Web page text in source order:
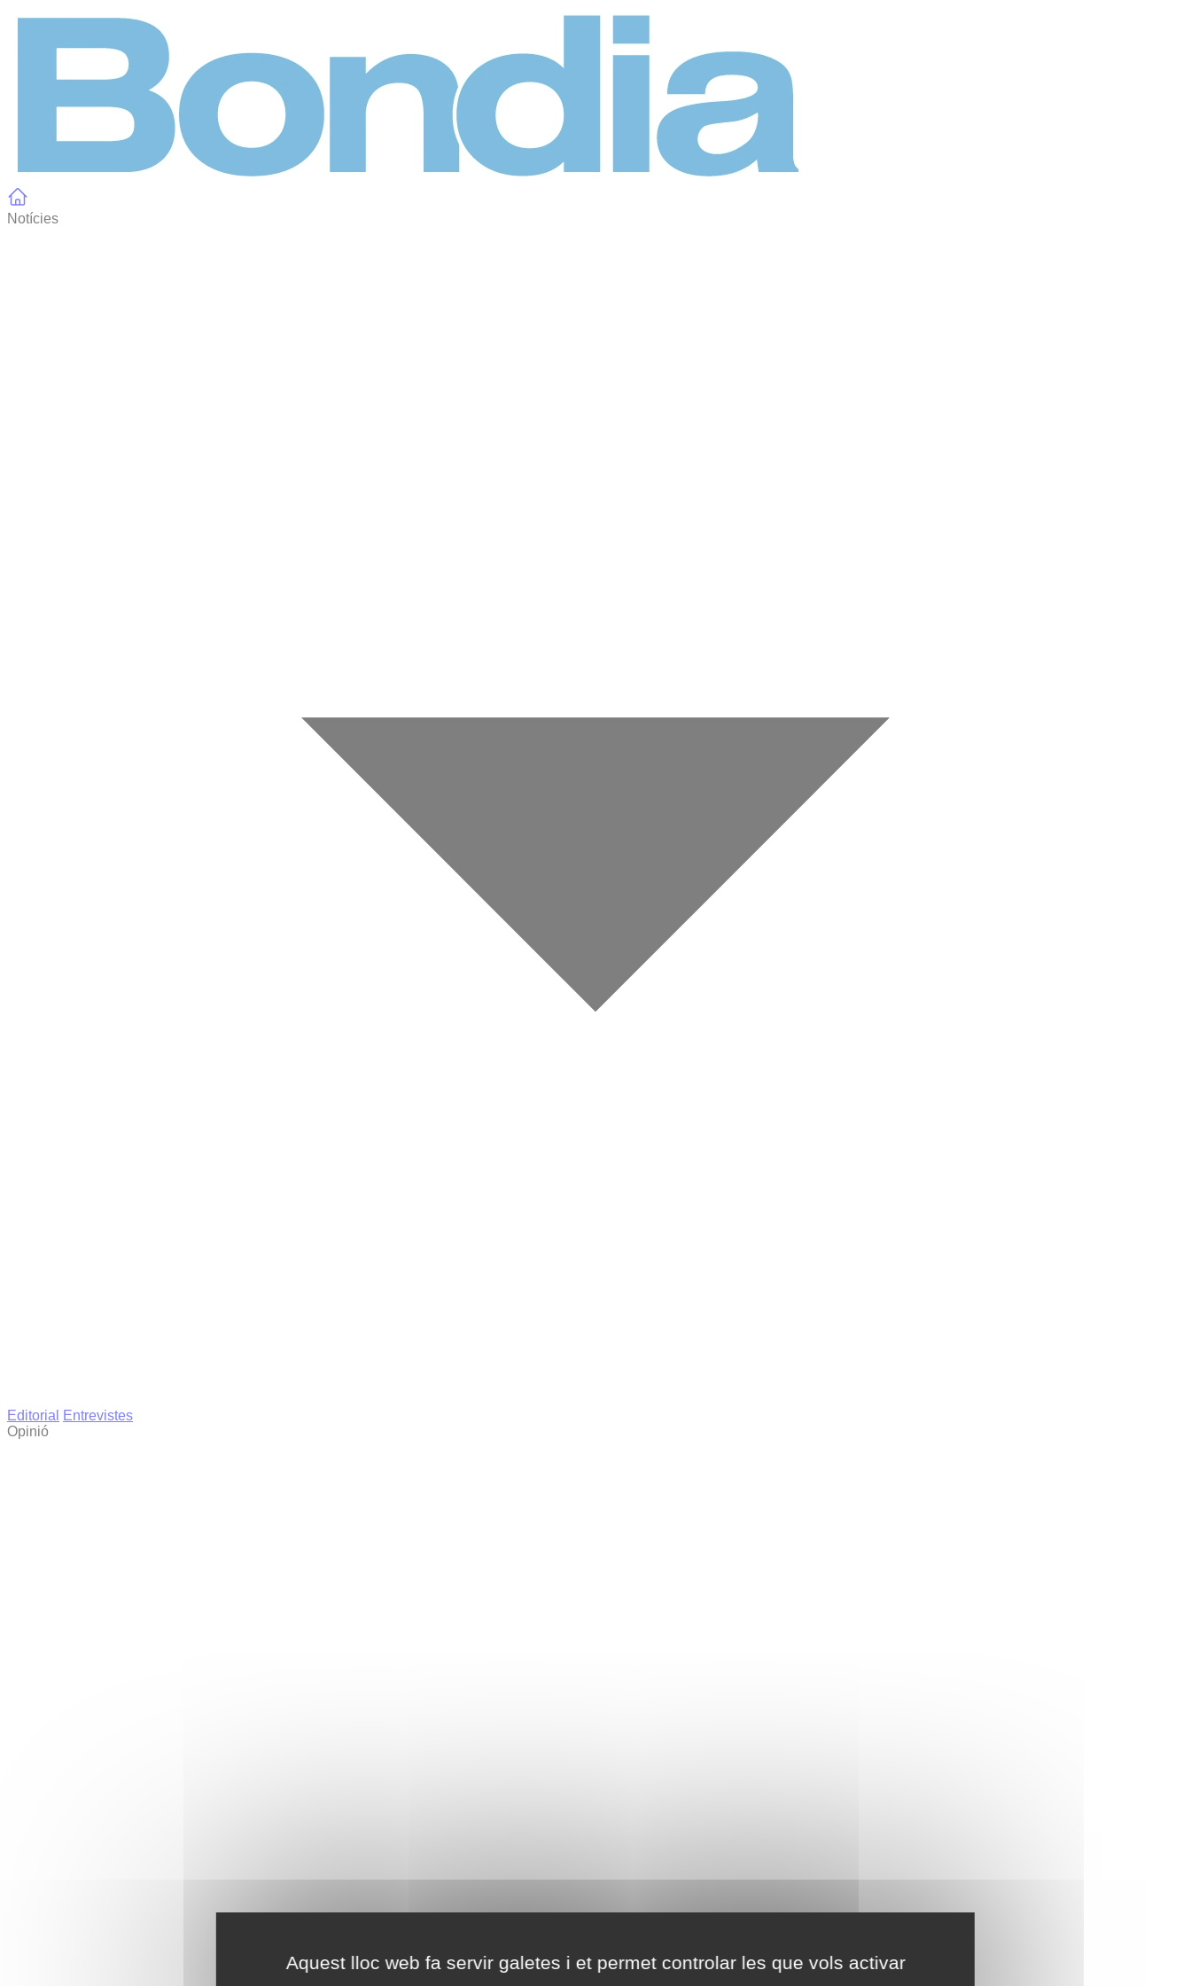
Aquest lloc web fa servir galetes i et permet controlar les que vols activar
Notícies
Editorial
Entrevistes
Opinió